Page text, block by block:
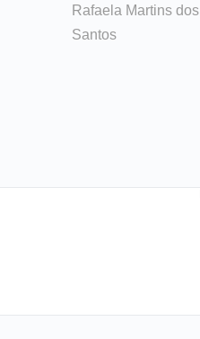
Rafaela Martins dos
Santos